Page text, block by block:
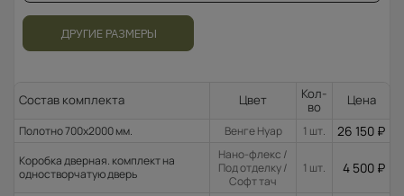
ДРУГИЕ РАЗМЕРЫ
Состав комплекта Цвет
Кол-
во
Цена
Полотно 700x2000 мм. Венге Нуар 1 шт. 26 150 ₽
Коробка дверная. комплект на
одностворчатую дверь
Нано-флекс /
Под отделку /
Софт тач
1 шт. 4 500 ₽